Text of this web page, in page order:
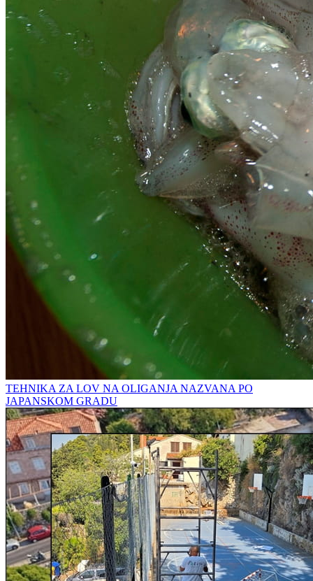
TEHNIKA ZA LOV NA OLIGANJA NAZVANA PO
JAPANSKOM GRADU